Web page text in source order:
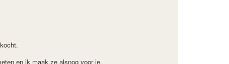
en ik maak ze alsnog voor je.